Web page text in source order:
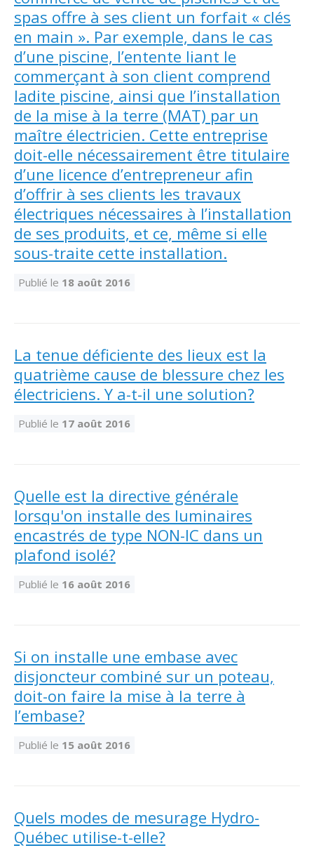
spas offre à ses client un forfait « clés
en main ». Par exemple, dans le cas
d’une piscine, l’entente liant le
commerçant à son client comprend
ladite piscine, ainsi que l’installation
de la mise à la terre (MAT) par un
maître électricien. Cette entreprise
doit-elle nécessairement être titulaire
d’une licence d’entrepreneur afin
d’offrir à ses clients les travaux
électriques nécessaires à l’installation
de ses produits, et ce, même si elle
sous-traite cette installation.
Publié le 18 août 2016
La tenue déficiente des lieux est la
quatrième cause de blessure chez les
électriciens. Y a-t-il une solution?
Publié le 17 août 2016
Quelle est la directive générale
lorsqu'on installe des luminaires
encastrés de type NON-IC dans un
plafond isolé?
Publié le 16 août 2016
Si on installe une embase avec
disjoncteur combiné sur un poteau,
doit-on faire la mise à la terre à
l’embase?
Publié le 15 août 2016
Quels modes de mesurage Hydro-
Québec utilise-t-elle?